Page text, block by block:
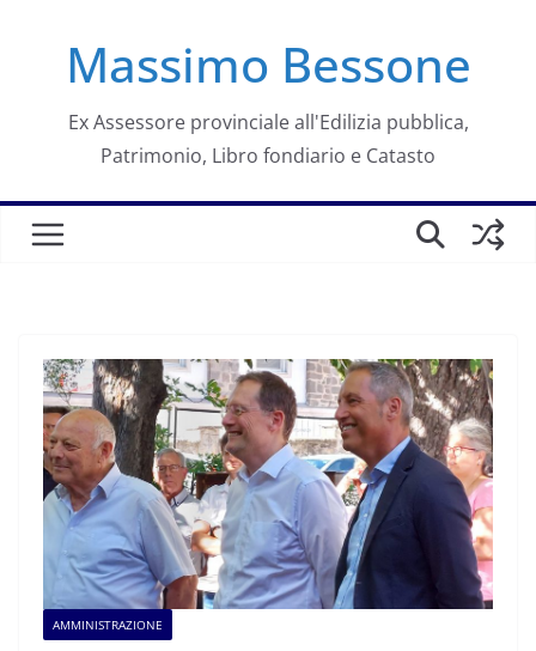
contenutoMassimo Bessone
Ex Assessore provinciale all'Edilizia pubblica,
Patrimonio, Libro fondiario e Catasto
AMMINISTRAZIONE